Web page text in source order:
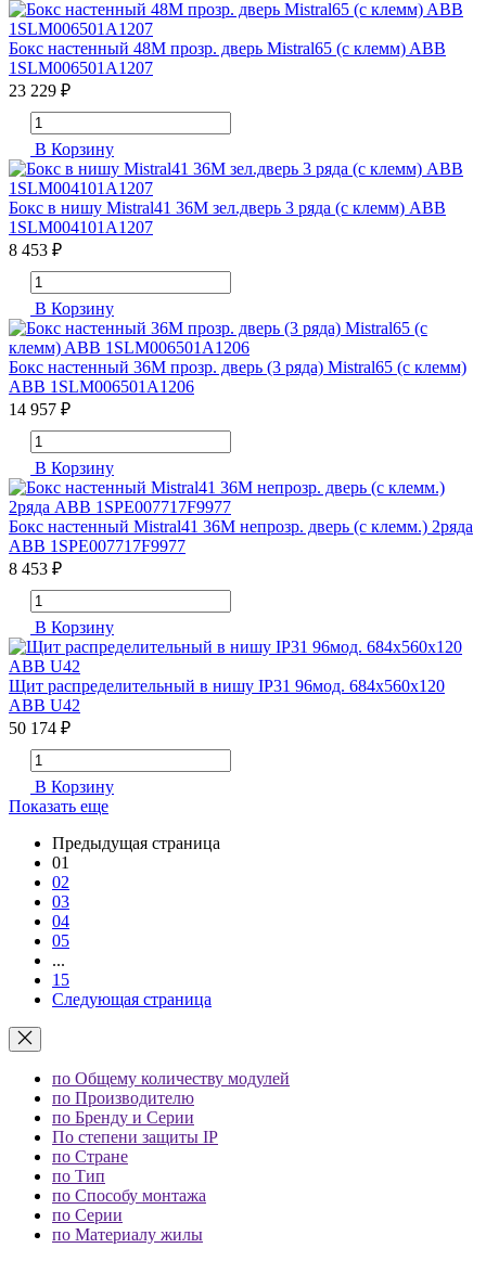
Бокс настенный 48М прозр. дверь Mistral65 (с клемм) ABB
1SLM006501A1207
23 229 ₽
В Корзину
Бокс в нишу Mistral41 36М зел.дверь 3 ряда (с клемм) ABB
1SLM004101A1207
8 453 ₽
В Корзину
Бокс настенный 36М прозр. дверь (3 ряда) Mistral65 (с клемм)
ABB 1SLM006501A1206
14 957 ₽
В Корзину
Бокс настенный Mistral41 36М непрозр. дверь (с клемм.) 2ряда
ABB 1SPE007717F9977
8 453 ₽
В Корзину
Щит распределительный в нишу IP31 96мод. 684х560х120
ABB U42
50 174 ₽
В Корзину
Показать еще
Предыдущая страница
01
02
03
04
05
...
15
Следующая страница
по Общему количеству модулей
по Производителю
по Бренду и Серии
По степени защиты IP
по Стране
по Тип
по Способу монтажа
по Серии
по Материалу жилы